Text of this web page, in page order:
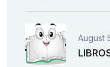
August